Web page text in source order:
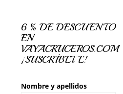
6 % DE DESCUENTO
EN
VAYACRUCEROS.COM
¡SUSCRÍBETE!
Nombre y apellidos